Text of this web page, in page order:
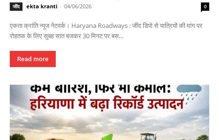
जींद ekta kranti - 04/06/2026 0
एकता क्रांति न्यूज नेटवर्क। Haryana Roadways : जींद डिपो से यात्रियों की मांग पर
रोहतक के लिए सुबह सात बजकर 30 मिनट पर बस...
Read more